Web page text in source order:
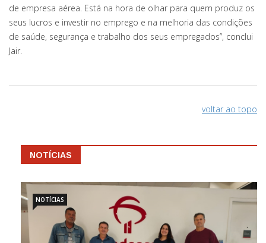
de empresa aérea. Está na hora de olhar para quem produz os
seus lucros e investir no emprego e na melhoria das condições
de saúde, segurança e trabalho dos seus empregados”, conclui
Jair.
voltar ao topo
NOTÍCIAS
NOTÍCIAS